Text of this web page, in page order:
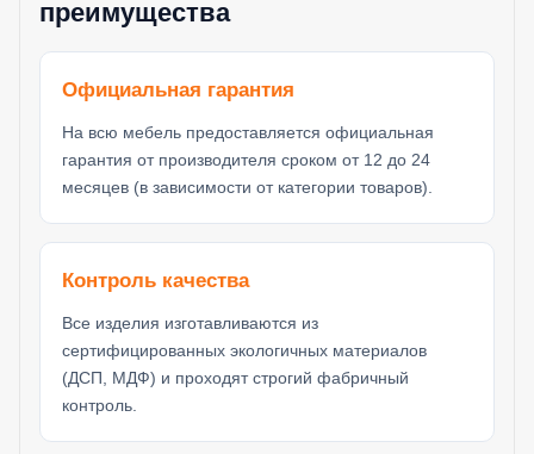
преимущества
Официальная гарантия
На всю мебель предоставляется официальная
гарантия от производителя сроком от 12 до 24
месяцев (в зависимости от категории товаров).
Контроль качества
Все изделия изготавливаются из
сертифицированных экологичных материалов
(ДСП, МДФ) и проходят строгий фабричный
контроль.